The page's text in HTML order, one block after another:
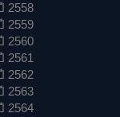
2558
2559
2560
2561
2562
2563
2564